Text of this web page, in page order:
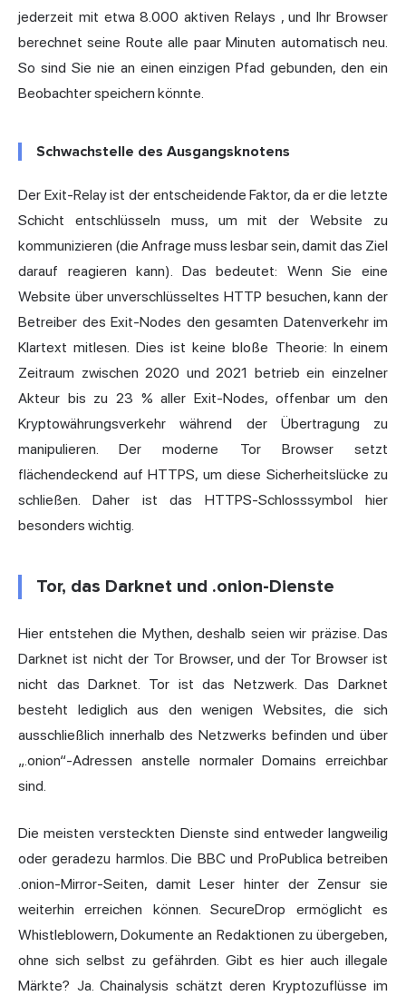
jederzeit mit etwa8.000 aktiven Relays , und Ihr Browser
berechnet seine Route alle paar Minuten automatisch neu.
So sind Sie nie an einen einzigen Pfad gebunden, den ein
Beobachter speichern könnte.
Schwachstelle des Ausgangsknotens
Der Exit-Relay ist der entscheidende Faktor, da er die letzte
Schicht entschlüsseln muss, um mit der Website zu
kommunizieren (die Anfrage muss lesbar sein, damit das Ziel
darauf reagieren kann). Das bedeutet: Wenn Sie eine
Website über unverschlüsseltes HTTP besuchen, kann der
Betreiber des Exit-Nodes den gesamten Datenverkehr im
Klartext mitlesen. Dies ist keine bloße Theorie: In einem
Zeitraum zwischen 2020 und 2021 betrieb ein einzelner
Akteur bis zu 23 % aller Exit-Nodes, offenbar um den
Kryptowährungsverkehr während der Übertragung zu
manipulieren. Der moderne Tor Browser setzt
flächendeckend auf HTTPS, um diese Sicherheitslücke zu
schließen. Daher ist das HTTPS-Schlosssymbol hier
besonders wichtig.
Tor, das Darknet und .onion-Dienste
Hier entstehen die Mythen, deshalb seien wir präzise. Das
Darknet ist nicht der Tor Browser, und der Tor Browser ist
nicht das Darknet. Tor ist das Netzwerk. Das Darknet
besteht lediglich aus den wenigen Websites, die sich
ausschließlich innerhalb des Netzwerks befinden und über
„.onion“-Adressen anstelle normaler Domains erreichbar
sind.
Die meisten versteckten Dienste sind entweder langweilig
oder geradezu harmlos. Die BBC und ProPublica betreiben
.onion-Mirror-Seiten, damit Leser hinter der Zensur sie
weiterhin erreichen können. SecureDrop ermöglicht es
Whistleblowern, Dokumente an Redaktionen zu übergeben,
ohne sich selbst zu gefährden. Gibt es hier auch illegale
Märkte? Ja. Chainalysis schätzt deren Kryptozuflüsse im